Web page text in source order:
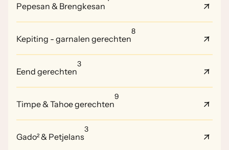
Pepesan & Brengkesan
Kepiting - garnalen gerechten
8
Eend gerechten
3
Timpe & Tahoe gerechten
9
Gado² & Petjelans
3